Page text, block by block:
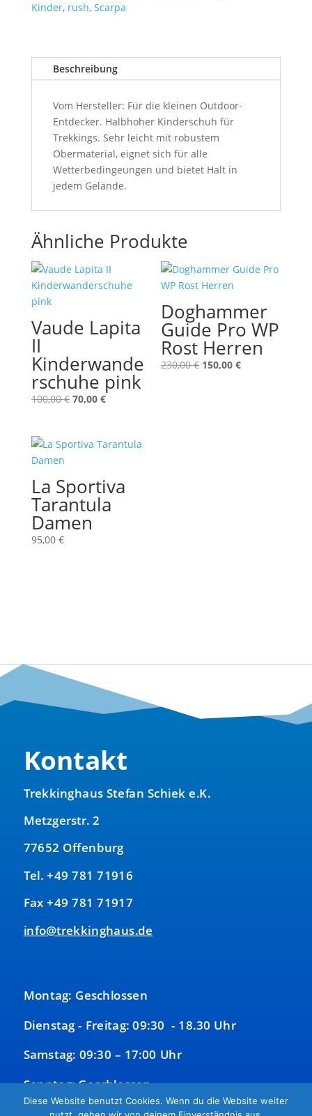
Kinder, rush, Scarpa
Beschreibung
Vom Hersteller: Für die kleinen Outdoor-
Entdecker. Halbhoher Kinderschuh für
Trekkings. Sehr leicht mit robustem
Obermaterial, eignet sich für alle
Wetterbedingeungen und bietet Halt in
jedem Gelände.
Ähnliche Produkte
Vaude Lapita
II
Kinderwande
rschuhe pink
100,00€ Ursprünglicher
100,00 €
70,00 €Aktueller
70,00 €.
Doghammer
Guide Pro WP
Rost Herren
230,00€ Ursprünglicher
150,00€Aktueller
La Sportiva
Tarantula
Damen
95,00 €
Kontakt
Trekkinghaus Stefan Schiek e.K.
Metzgerstr. 2
77652 Offenburg
Tel. +49 781 71916
Fax +49 781 71917
info@trekkinghaus.de
Montag: Geschlossen
Dienstag - Freitag: 09:30 - 18.30 Uhr
Samstag: 09:30 – 17:00 Uhr
Sonntag: Geschlossen
Diese Website benutzt Cookies. Wenn du die Website weiter